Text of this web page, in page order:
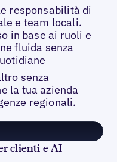
responsabilità di
e team locali.
in base ai ruoli e
fluida senza
senza
la tua azienda
regionali.
clienti e AI